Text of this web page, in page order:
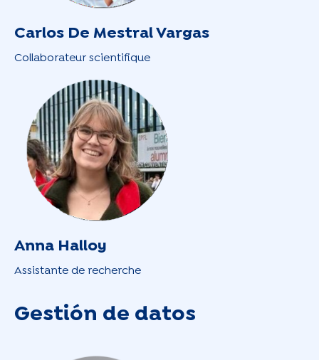
Carlos De Mestral Vargas
Collaborateur scientifique
Anna Halloy
Assistante de recherche
Gestión de datos